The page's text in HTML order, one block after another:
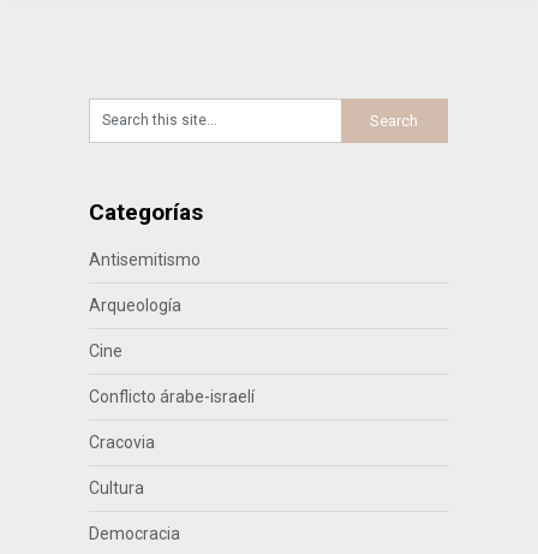
Categorías
Antisemitismo
Arqueología
Cine
Conflicto árabe-israelí
Cracovia
Cultura
Democracia